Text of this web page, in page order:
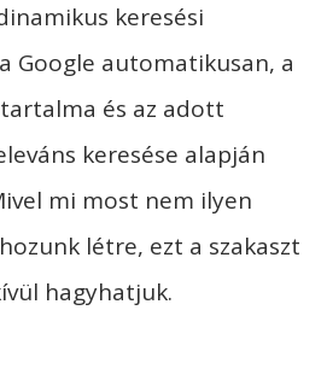
keresési
Google automatikusan, a
és az adott
keresése alapján
mi most nem ilyen
létre, ezt a szakaszt
hagyhatjuk.